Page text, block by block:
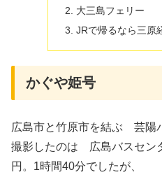
大三島フェリー
JRで帰るなら三原
かぐや姫号
広島市と竹原市を結ぶ 芸陽
撮影したのは 広島バスセ
円。1時間40分でしたが、